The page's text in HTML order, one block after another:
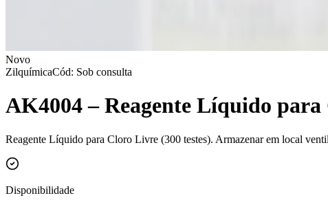
Novo
ZilquímicaCód: Sob consulta
AK4004 – Reagente Líquido
Reagente Líquido para Cloro Livre (300 testes). Armazenar em local
Disponibilidade